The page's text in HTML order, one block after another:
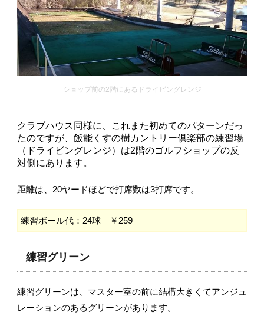
ショップ前の2階にあるドライビングレンジ
クラブハウス同様に、これまた初めてのパターンだっ
たのですが、飯能くすの樹カントリー倶楽部の練習場
（ドライビングレンジ）は2階のゴルフショップの反
対側にあります。
距離は、20ヤードほどで打席数は3打席です。
練習ボール代：24球 ￥259
練習グリーン
練習グリーンは、マスター室の前に結構大きくてアンジュ
レーションのあるグリーンがあります。